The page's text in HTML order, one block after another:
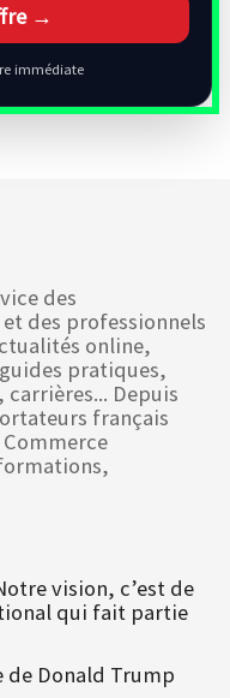
→
immédiate
des
des professionnels
online,
pratiques,
Depuis
français
vision, c’est de
qui fait partie
Donald Trump